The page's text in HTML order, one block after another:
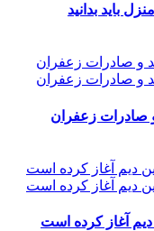
باید بدانید
و صادرات زعفران
آغاز کرده است